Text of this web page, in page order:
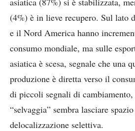
(4%) è in lieve recupero. Sul lato
e il Nord America hanno
consumo mondiale, ma sulle
asiatica è scesa, segnale che una
produzione è diretta verso il
di piccoli segnali di
“selvaggia” sembra lasciare
delocalizzazione selettiva.